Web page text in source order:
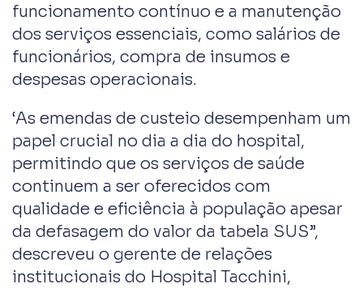
funcionamento contínuo e a manutenção
dos serviços essenciais, como salários de
funcionários, compra de insumos e
despesas operacionais.
‘As emendas de custeio desempenham um
papel crucial no dia a dia do hospital,
permitindo que os serviços de saúde
continuem a ser oferecidos com
qualidade e eficiência à população apesar
da defasagem do valor da tabela SUS”,
descreveu o gerente de relações
institucionais do Hospital Tacchini,